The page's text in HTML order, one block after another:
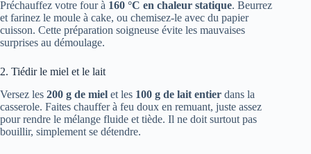
Préchauffez votre four à 160 °C en chaleur statique. Beurrez
et farinez le moule à cake, ou chemisez-le avec du papier
cuisson. Cette préparation soigneuse évite les mauvaises
surprises au démoulage.
2. Tiédir le miel et le lait
Versez les 200 g de miel et les 100 g de lait entier dans la
casserole. Faites chauffer à feu doux en remuant, juste assez
pour rendre le mélange fluide et tiède. Il ne doit surtout pas
bouillir, simplement se détendre.